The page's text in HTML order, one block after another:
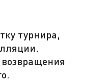
турнира,